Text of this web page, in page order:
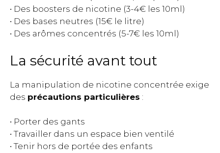
• Des boosters de nicotine (3-4€ les 10ml)
• Des bases neutres (15€ le litre)
• Des arômes concentrés (5-7€ les 10ml)
La sécurité avant tout
La manipulation de nicotine concentrée exige
des précautions particulières :
• Porter des gants
• Travailler dans un espace bien ventilé
• Tenir hors de portée des enfants